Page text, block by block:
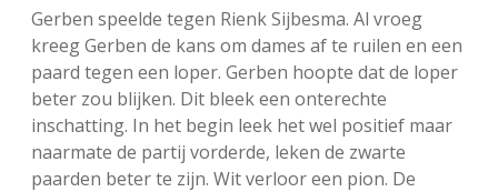
facebook
instagram
Gerben speelde tegen Rienk Sijbesma. Al vroeg
kreeg Gerben de kans om dames af te ruilen en een
paard tegen een loper. Gerben hoopte dat de loper
beter zou blijken. Dit bleek een onterechte
inschatting. In het begin leek het wel positief maar
naarmate de partij vorderde, leken de zwarte
paarden beter te zijn. Wit verloor een pion. De